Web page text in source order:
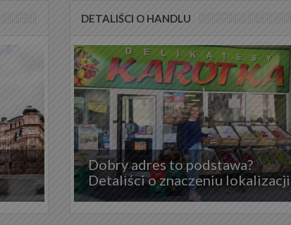
DETALIŚCI O HANDLU
Dobry adres to podstawa?
Detaliści o znaczeniu lokalizacji